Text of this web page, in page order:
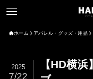
ホーム アパレル・グッズ・用品
【HD横
2025
7/22